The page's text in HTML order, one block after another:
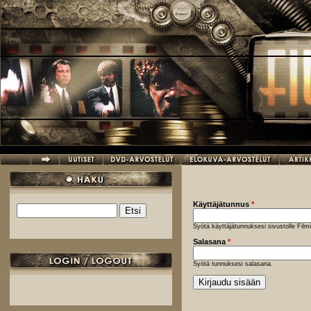
Hyppää pääsisältöön
Hakulomake
Käyttäjätunnus *
Syötä käyttäjätunnuksesi sivustolle
Salasana *
Syötä tunnuksesi salasana.